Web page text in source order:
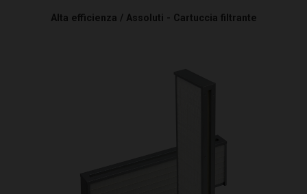
Alta efficienza / Assoluti - Cartuccia filtrante